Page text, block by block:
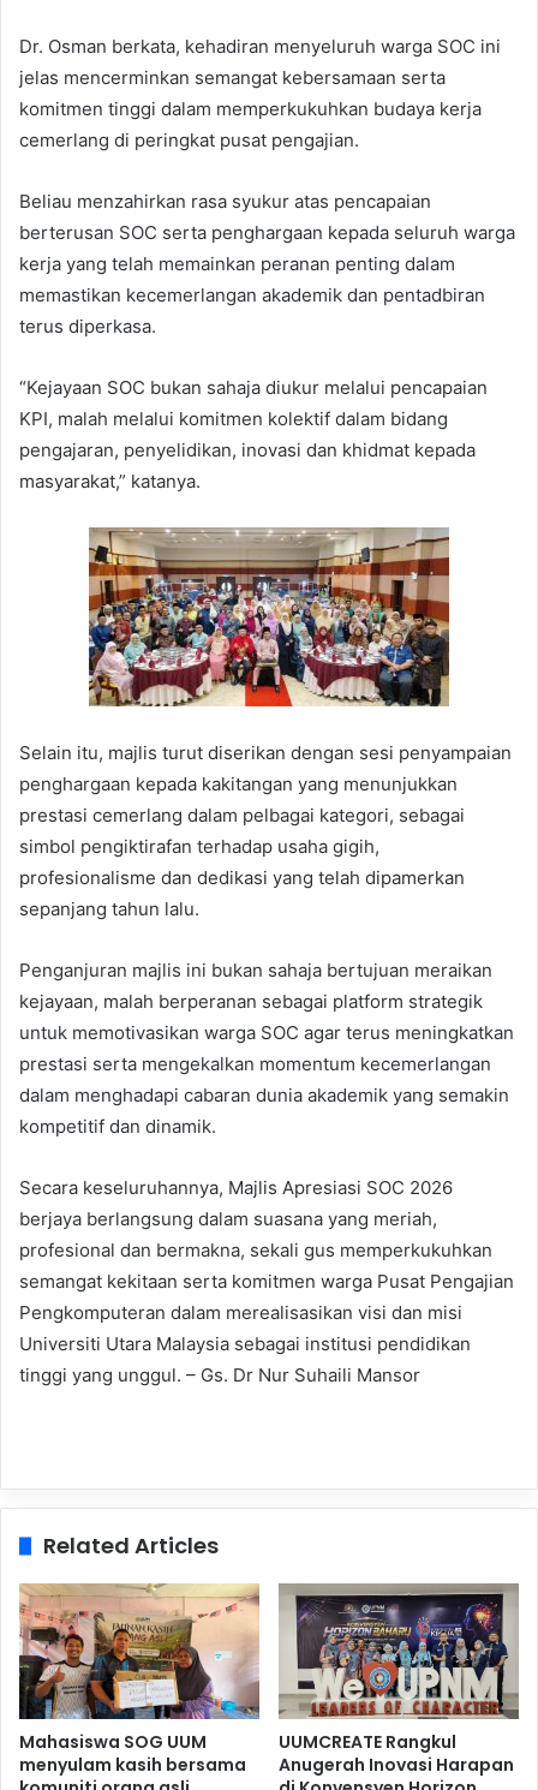
Dr. Osman berkata, kehadiran menyeluruh warga SOC ini
jelas mencerminkan semangat kebersamaan serta
komitmen tinggi dalam memperkukuhkan budaya kerja
cemerlang di peringkat pusat pengajian.
Beliau menzahirkan rasa syukur atas pencapaian
berterusan SOC serta penghargaan kepada seluruh warga
kerja yang telah memainkan peranan penting dalam
memastikan kecemerlangan akademik dan pentadbiran
terus diperkasa.
“Kejayaan SOC bukan sahaja diukur melalui pencapaian
KPI, malah melalui komitmen kolektif dalam bidang
pengajaran, penyelidikan, inovasi dan khidmat kepada
masyarakat,” katanya.
Selain itu, majlis turut diserikan dengan sesi penyampaian
penghargaan kepada kakitangan yang menunjukkan
prestasi cemerlang dalam pelbagai kategori, sebagai
simbol pengiktirafan terhadap usaha gigih,
profesionalisme dan dedikasi yang telah dipamerkan
sepanjang tahun lalu.
Penganjuran majlis ini bukan sahaja bertujuan meraikan
kejayaan, malah berperanan sebagai platform strategik
untuk memotivasikan warga SOC agar terus meningkatkan
prestasi serta mengekalkan momentum kecemerlangan
dalam menghadapi cabaran dunia akademik yang semakin
kompetitif dan dinamik.
Secara keseluruhannya, Majlis Apresiasi SOC 2026
berjaya berlangsung dalam suasana yang meriah,
profesional dan bermakna, sekali gus memperkukuhkan
semangat kekitaan serta komitmen warga Pusat Pengajian
Pengkomputeran dalam merealisasikan visi dan misi
Universiti Utara Malaysia sebagai institusi pendidikan
tinggi yang unggul. – Gs. Dr Nur Suhaili Mansor
Related Articles
Mahasiswa SOG UUM
menyulam kasih bersama
UUMCREATE Rangkul
Anugerah Inovasi Harapan